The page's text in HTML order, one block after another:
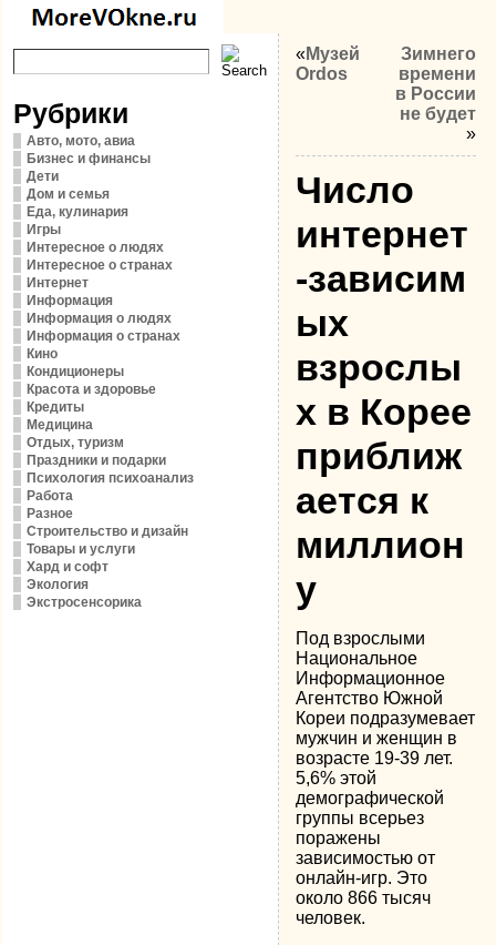
Рубрики
Авто, мото, авиа
Бизнес и финансы
Дети
Дом и семья
Еда, кулинария
Игры
Интересное о людях
Интересное о странах
Интернет
Информация
Информация о людях
Информация о странах
Кино
Кондиционеры
Красота и здоровье
Кредиты
Медицина
Отдых, туризм
Праздники и подарки
Психология психоанализ
Работа
Разное
Строительство и дизайн
Товары и услуги
Хард и софт
Экология
Экстросенсорика
«Музей
Ordos
Зимнего
времени
в России
не будет
»
Число
интернет
-зависим
ых
взрослы
х в Корее
приближ
ается к
миллион
у
Под взрослыми
Национальное
Информационное
Агентство Южной
Кореи подразумевает
мужчин и женщин в
возрасте 19-39 лет.
5,6% этой
демографической
группы всерьез
поражены
зависимостью от
онлайн-игр. Это
около 866 тысяч
человек.